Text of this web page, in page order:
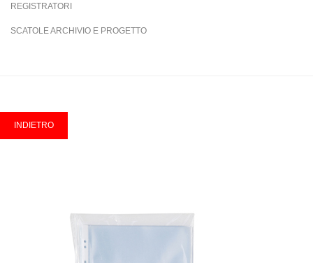
REGISTRATORI
SCATOLE ARCHIVIO E PROGETTO